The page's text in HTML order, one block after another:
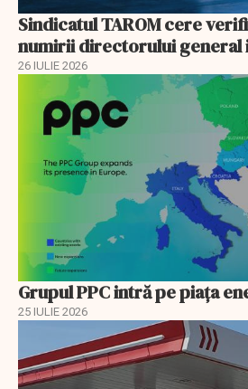
Sindicatul TAROM cere
numirii directorului general
26 IULIE 2026
Grupul PPC intră pe piața
25 IULIE 2026